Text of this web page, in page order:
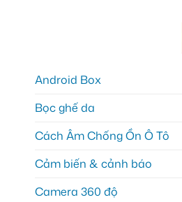
Android Box
Bọc ghế da
Cách Âm Chống Ồn Ô Tô
Cảm biến & cảnh báo
Camera 360 độ